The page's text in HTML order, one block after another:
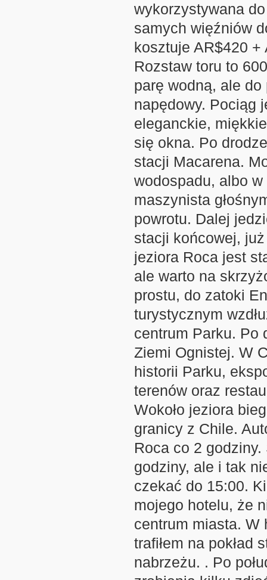
wykorzystywana
samych więźniów
kosztuje AR$420 +
Rozstaw toru to
parę wodną, ale
napędowy. Pociąg
eleganckie,
się okna. Po
stacji Macarena.
wodospadu, albo
maszynista
powrotu. Dalej
stacji końcowej,
jeziora Roca jest
ale warto na
prostu, do zatoki
turystycznym
centrum Parku. Po
Ziemi Ognistej. W
historii Parku,
terenów oraz
Wokoło jeziora
granicy z Chile.
Roca co 2 godziny.
godziny, ale i tak
czekać do 15:00.
mojego hotelu, że
centrum miasta. W
trafiłem na pokład
nabrzeżu. . Po